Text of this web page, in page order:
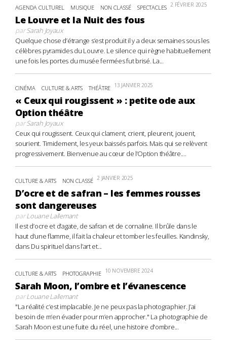
AGENDA CULTUREL MUSIQUE NON CLASSÉ SPECTACLES 2 FÉVRIER 2025
Le Louvre et la Nuit des fous
parSarah Joyaux
Quelque chose d’étrange s’est produit il y a deux semaines sous les
célèbres pyramides du Louvre. Le silence qui règne habituellement
une fois les portes du musée fermées fut brisé. La...
CINÉMA CULTURE & ARTS THÉÂTRE 13 JANVIER 2025
« Ceux qui rougissent » : petite ode aux
Option théâtre
parSarah Joyaux
Ceux qui rougissent. Ceux qui clament, crient, pleurent, jouent,
sourient. Timidement, les yeux baissés parfois. Mais qui se relèvent
progressivement. Bienvenue au cœur de l’Option théâtre....
CULTURE & ARTS NON CLASSÉ 2 JANVIER 2025
D’ocre et de safran – les femmes rousses
sont dangereuses
parLouane Lallemant
Il est d’ocre et d’agate, de safran et de cornaline. Il brûle dans le
haut d’une flamme, il fait la chaleur et tomber les feuilles. Kandinsky,
dans Du spirituel dans l’art et...
CULTURE & ARTS PHOTOGRAPHIE 10 NOVEMBRE 2024
Sarah Moon, l’ombre et l’évanescence
parLouane Lallemant
"La réalité c’est implacable. Je ne peux pas la photographier. J’ai
besoin de m’en évader pour m’en approcher." La photographie de
Sarah Moon est une fuite du réel, une histoire d'ombre...